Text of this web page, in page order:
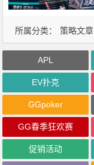
所属分类： 策略文章
APL
EV扑克
GGpoker
GG春季狂欢赛
促销活动